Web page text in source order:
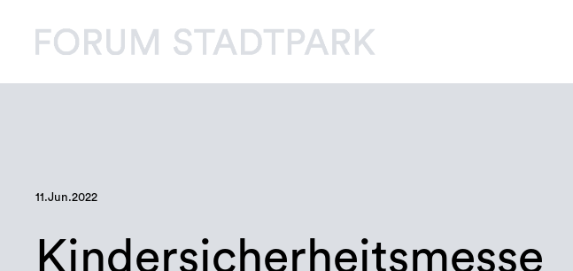
11.Jun.2022
Kindersicherheitsmesse